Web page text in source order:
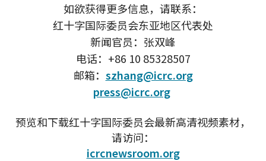
如欲获得更多信息，请联系：
红十字国际委员会东亚地区代表处
新闻官员：张双峰
电话：+86 10 85328507
邮箱： szhang@icrc.org
press@icrc.org
预览和下载红十字国际委员会最新高清视频素材，
请访问：
icrcnewsroom.org